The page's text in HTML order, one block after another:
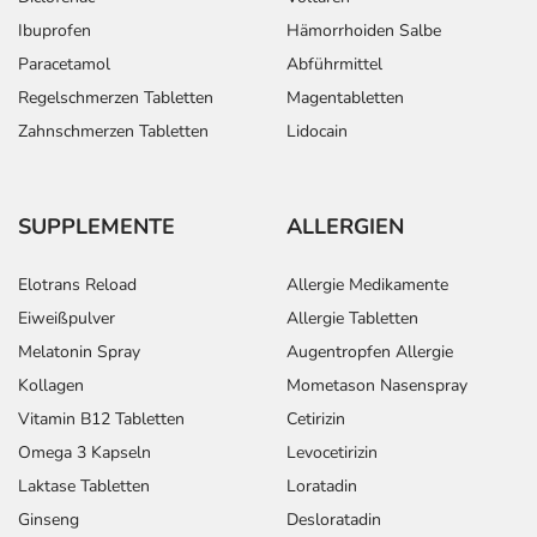
- Thrombozytopenie (Verminderung der Anzahl der
Blutplättchen)
- Anstieg der Leberwerte
- Unterzuckerung
- Anstieg der Nierenwerte (Kreatinin)
- Rückenschmerzen
- Muskelzuckungen
- Muskelkrämpfe
- Gelenkschmerzen
- Allgemeine Schwäche
- Durstgefühl
- Schüttelfrost
- Störungen der Sexualfunktion, wie:
- Ejakulationsstörungen (Störungen beim Samenerguss)
- Potenzstörungen
Ibuprofen
Paracetamol
Regelschmerzen Tabletten
Zahnschmerzen Tabletten
Hämorrhoiden Salbe
Abführmittel
Magentabletten
Lidocain
SUPPLEMENTE
Elotrans Reload
Eiweißpulver
Melatonin Spray
Kollagen
Vitamin B12 Tabletten
Omega 3 Kapseln
Laktase Tabletten
Ginseng
ALLERGIEN
Allergie Medikamente
Allergie Tabletten
Augentropfen Allergie
Mometason Nasenspray
Cetirizin
Levocetirizin
Loratadin
Desloratadin